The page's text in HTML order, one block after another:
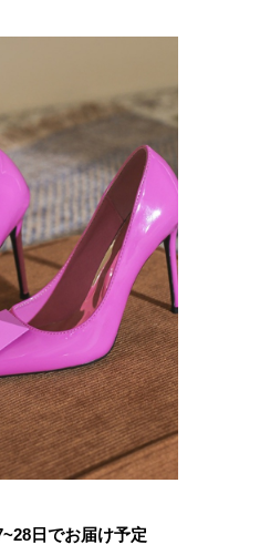
日でお届け予定